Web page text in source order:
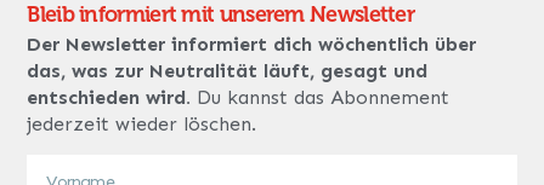
Bleib informiert mit unserem Newsletter
Der Newsletter informiert dich wöchentlich über
das, was zur Neutralität läuft, gesagt und
entschieden wird. Du kannst das Abonnement
jederzeit wieder löschen.